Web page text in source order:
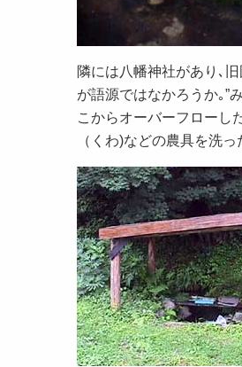
隣には八幡神社があり､
が語源ではなかろうか｡”
こからオーバーフローし
（くわ)などの農具を洗